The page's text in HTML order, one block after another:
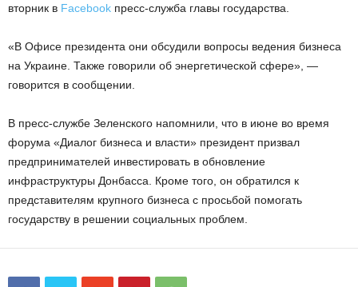
вторник в Facebook пресс-служба главы государства.
«В Офисе президента они обсудили вопросы ведения бизнеса
на Украине. Также говорили об энергетической сфере», —
говорится в сообщении.
В пресс-службе Зеленского напомнили, что в июне во время
форума «Диалог бизнеса и власти» президент призвал
предпринимателей инвестировать в обновление
инфраструктуры Донбасса. Кроме того, он обратился к
представителям крупного бизнеса с просьбой помогать
государству в решении социальных проблем.